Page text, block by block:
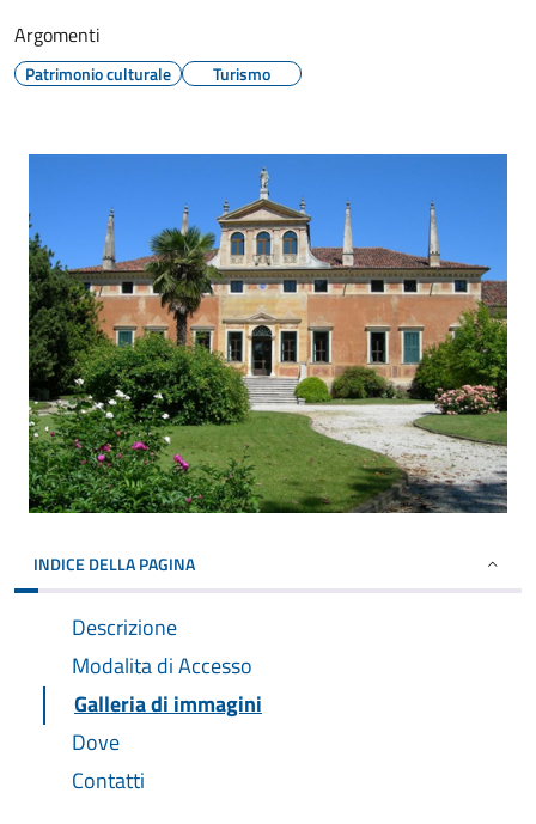
Argomenti
Patrimonio culturale Turismo
INDICE DELLA PAGINA
Descrizione
Modalita di Accesso
Galleria di immagini
Dove
Contatti